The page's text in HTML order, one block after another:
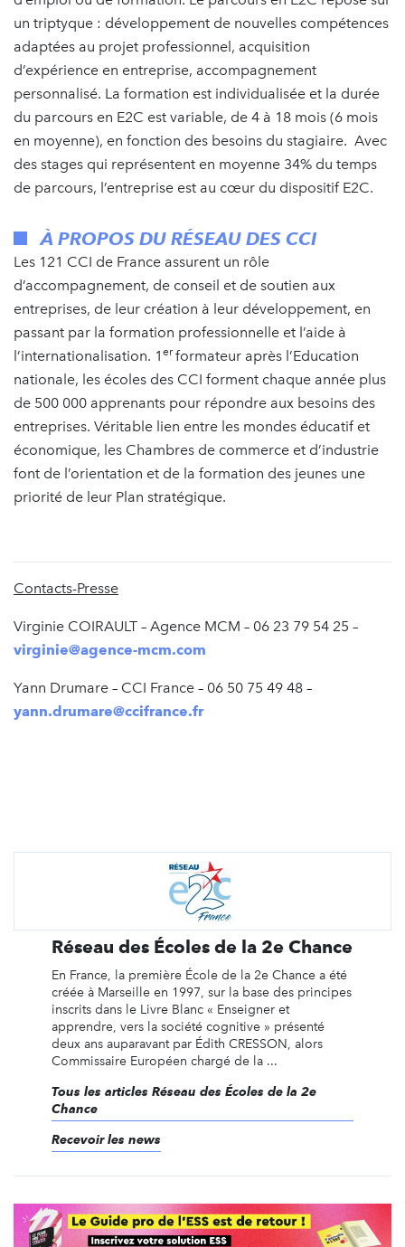
un triptyque : développement de nouvelles compétences
adaptées au projet professionnel, acquisition
d’expérience en entreprise, accompagnement
personnalisé. La formation est individualisée et la durée
du parcours en E2C est variable, de 4 à 18 mois (6 mois
en moyenne), en fonction des besoins du stagiaire. Avec
des stages qui représentent en moyenne 34% du temps
de parcours, l’entreprise est au cœur du dispositif E2C.
À PROPOS DU RÉSEAU DES CCI
Les 121 CCI de France assurent un rôle
d’accompagnement, de conseil et de soutien aux
entreprises, de leur création à leur développement, en
passant par la formation professionnelle et l’aide à
l’internationalisation. 1 erformateur après l’Education
nationale, les écoles des CCI forment chaque année plus
de 500 000 apprenants pour répondre aux besoins des
entreprises. Véritable lien entre les mondes éducatif et
économique, les Chambres de commerce et d’industrie
font de l’orientation et de la formation des jeunes une
priorité de leur Plan stratégique.
Contacts-Presse
Virginie COIRAULT – Agence MCM – 06 23 79 54 25 –
virginie@agence-mcm.com
Yann Drumare – CCI France – 06 50 75 49 48 –
yann.drumare@ccifrance.fr
Réseau des Écoles de la 2e Chance
En France, la première École de la 2e Chance a été
créée à Marseille en 1997, sur la base des principes
inscrits dans le Livre Blanc « Enseigner et
apprendre, vers la société cognitive » présenté
deux ans auparavant par Édith CRESSON, alors
Commissaire Européen chargé de la ...
Tous les articles Réseau des Écoles de la 2e
Chance
Recevoir les news